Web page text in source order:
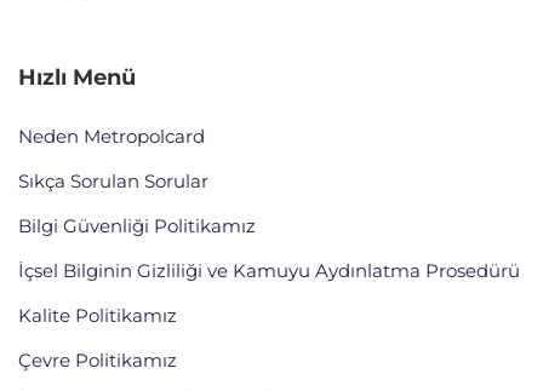
Hızlı Menü
Neden Metropolcard
Sıkça Sorulan Sorular
Bilgi Güvenliği Politikamız
İçsel Bilginin Gizliliği ve Kamuyu Aydınlatma Prosedürü
Kalite Politikamız
Çevre Politikamız